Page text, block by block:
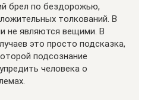
брел по бездорожью,
толкований. В
не являются вещими. В
это просто подсказка,
подсознание
человека о